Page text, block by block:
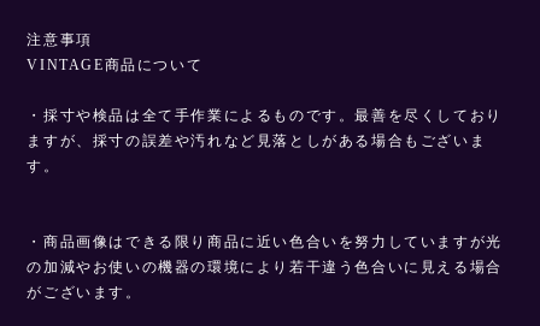
注意事項
VINTAGE商品について
・採寸や検品は全て手作業によるものです。最善を尽くしており
ますが、採寸の誤差や汚れなど見落としがある場合もございま
す。
・商品画像はできる限り商品に近い色合いを努力していますが光
の加減やお使いの機器の環境により若干違う色合いに見える場合
がございます。